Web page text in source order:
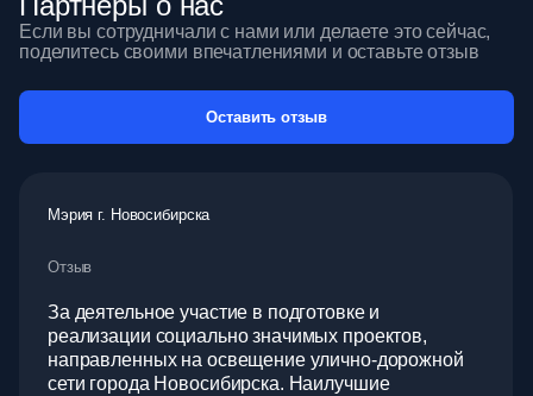
Если вы сотрудничали с нами или делаете это сейчас,
поделитесь своими впечатлениями и оставьте отзыв
Оставить отзыв
Мэрия г. Новосибирска
Отзыв
За деятельное участие в подготовке и
реализации социально значимых проектов,
направленных на освещение улично-дорожной
сети города Новосибирска. Наилучшие